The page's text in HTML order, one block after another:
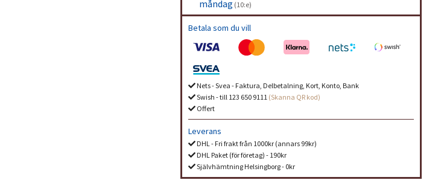
måndag (10:e)
Betala som du vill
Nets - Svea - Faktura, Delbetalning, Kort, Konto, Bank
Swish - till 123 650 9111 (Skanna QR kod)
Offert
Leverans
DHL - Fri frakt från 1000kr (annars 99kr)
DHL Paket (för företag) - 190kr
Självhämtning Helsingborg - 0kr